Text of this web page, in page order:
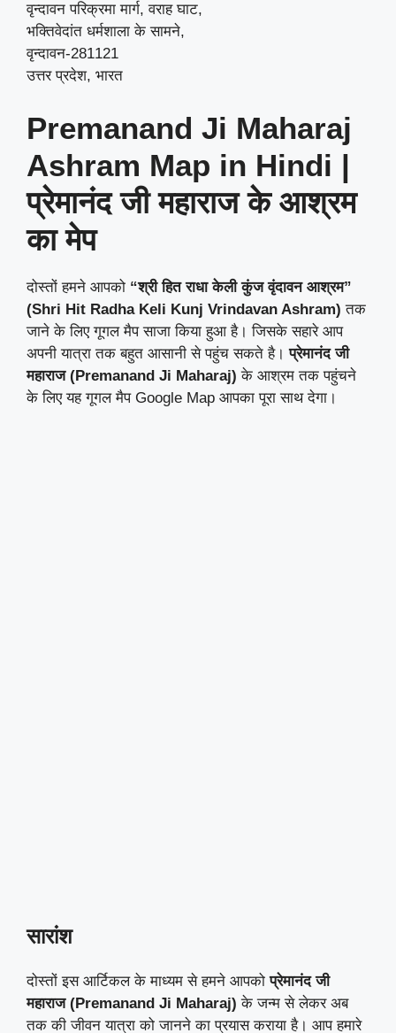
वृन्दावन परिक्रमा मार्ग, वराह घाट,
भक्तिवेदांत धर्मशाला के सामने,
वृन्दावन-281121
उत्तर प्रदेश, भारत
Premanand Ji Maharaj
Ashram Map in Hindi |
प्रेमानंद जी महाराज के आश्रम
का मेप
दोस्तों हमने आपको “श्री हित राधा केली कुंज वृंदावन आश्रम”
(Shri Hit Radha Keli Kunj Vrindavan Ashram) तक
जाने के लिए गूगल मैप साजा किया हुआ है। जिसके सहारे आप
अपनी यात्रा तक बहुत आसानी से पहुंच सकते है।प्रेमानंद जी
महाराज (Premanand Ji Maharaj) के आश्रम तक पहुंचने
के लिए यह गूगल मैप Google Map आपका पूरा साथ देगा।
सारांश
दोस्तों इस आर्टिकल के माध्यम से हमने आपकोप्रेमानंद जी
महाराज (Premanand Ji Maharaj) के जन्म से लेकर अब
तक की जीवन यात्रा को जानने का प्रयास कराया है। आप हमारे